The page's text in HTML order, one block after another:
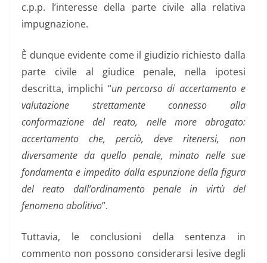
c.p.p. l’interesse della parte civile alla relativa
impugnazione.
È dunque evidente come il giudizio richiesto dalla
parte civile al giudice penale, nella ipotesi
descritta, implichi “un percorso di accertamento e
valutazione strettamente connesso alla
conformazione del reato, nelle more abrogato:
accertamento che, perciò, deve ritenersi, non
diversamente da quello penale, minato nelle sue
fondamenta e impedito dalla espunzione della figura
del reato dall’ordinamento penale in virtù del
fenomeno abolitivo”.
Tuttavia, le conclusioni della sentenza in
commento non possono considerarsi lesive degli